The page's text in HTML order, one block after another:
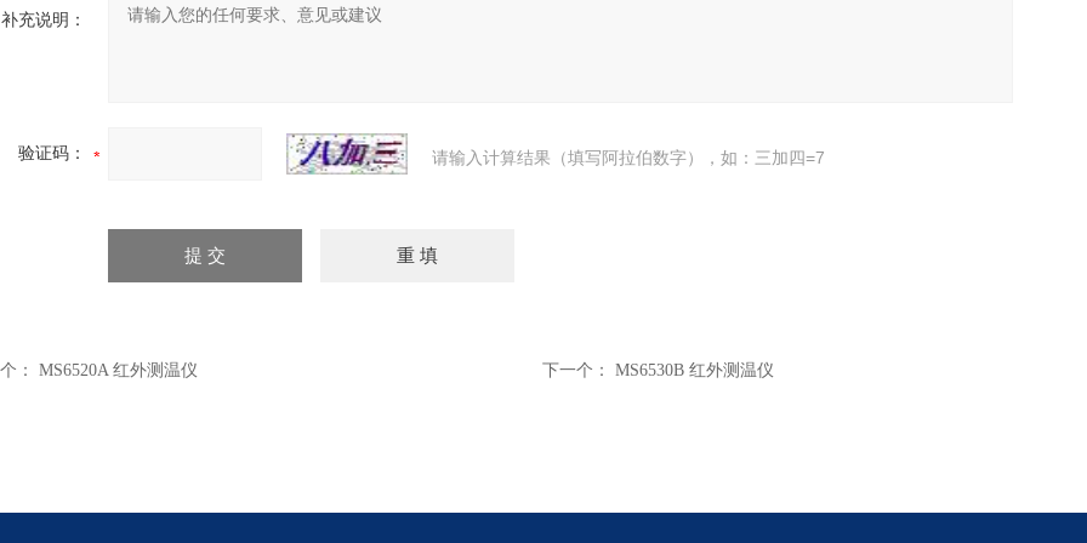
补充说明：
验证码： 请输入计算结果（填写阿拉伯数字），如：三加四=7
： MS6520A 红外测温仪 下一个： MS6530B 红外测温仪